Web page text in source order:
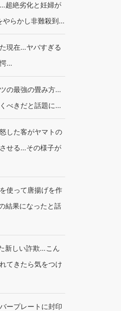
超絶劣化と妊婦が
やらかし非難殺到…
現在…ヤバすぎる
…
の最強の畳み方…
べきだと話題に…
した客がヤマトの
せる…その様子が
使って唐揚げを作
結果になったと話
新しい詐欺…こん
てきたら気をつけ
ープレートに封印